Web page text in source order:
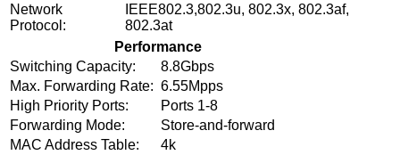
Network
Protocol:
IEEE802.3,802.3u, 802.3x, 802.3af,
802.3at
Performance
Switching Capacity:
8.8Gbps
Max. Forwarding Rate: 6.55Mpps
High Priority Ports:
Ports 1-8
Forwarding Mode:
Store-and-forward
MAC Address Table:
4k